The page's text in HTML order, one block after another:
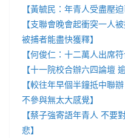
【黃毓民：年青人受盡壓
【支聯會晚會起衝突一人
被捕者能盡快獲釋】
【何俊仁：十二萬人出席
【十一院校合辦六四論壇
【較往年早個半鐘抵中聯
不參與無太大感覺】
【蔡子強寄語年青人 不要
悲】